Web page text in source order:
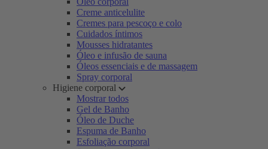
Creme anticelulite
Cremes para pescoço e colo
Cuidados íntimos
Mousses hidratantes
Óleo e infusão de sauna
Óleos essenciais e de massagem
Spray corporal
Higiene corporal
Mostrar todos
Gel de Banho
Óleo de Duche
Espuma de Banho
Esfoliação corporal